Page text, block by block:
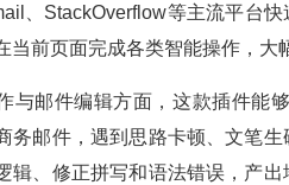
、StackOverflow等主流平台
当前页面完成各类智能操作，大
与邮件编辑方面，这款插件能
务邮件，遇到思路卡顿、文笔
辑、修正拼写和语法错误，产